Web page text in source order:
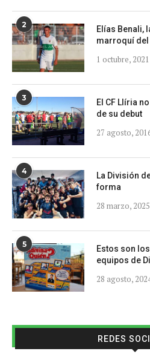
2
Elías Benali,
marroquí del
1 octubre, 2021
3
El CF Llíria
de su debut
27 agosto,
4
La División
forma
28 marzo, 2025
5
Estos son
equipos de
28 agosto,
REDES